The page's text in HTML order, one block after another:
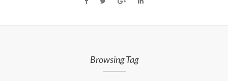
Browsing Tag